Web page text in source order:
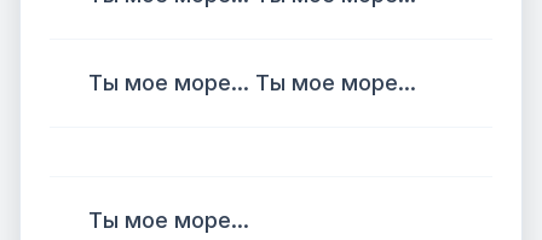
Ты мое море... Ты мое море...
Ты мое море...